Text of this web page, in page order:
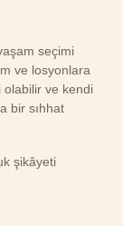
seçimi
ve losyonlara
olabilir ve kendi
bir sıhhat
şikâyeti